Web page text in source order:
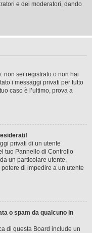
e dei moderatori, dando
non sei registrato o non hai
i messaggi privati per tutto
caso è l’ultimo, prova a
privati ​​di un utente
tuo Pannello di Controllo
un particolare utente,
di impedire a un utente
o spam da qualcuno in
di questa Board include un